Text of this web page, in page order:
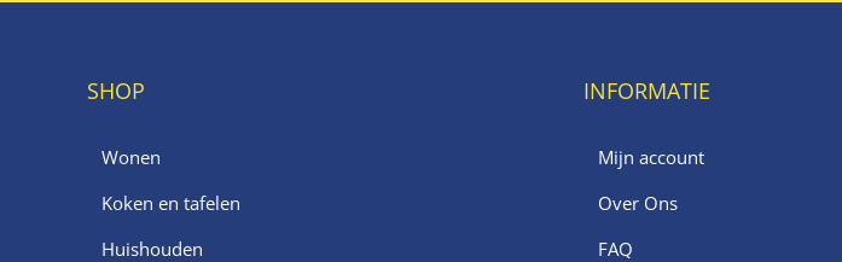
SHOP
Wonen
Koken en tafelen
Huishouden
INFORMATIE
Mijn account
Over Ons
FAQ